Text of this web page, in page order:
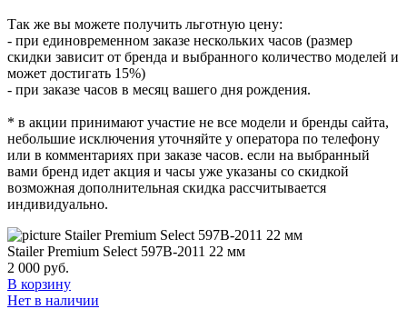
Так же вы можете получить льготную цену:
- при единовременном заказе нескольких часов (размер
скидки зависит от бренда и выбранного количество моделей и
может достигать 15%)
- при заказе часов в месяц вашего дня рождения.
* в акции принимают участие не все модели и бренды сайта,
небольшие исключения уточняйте у оператора по телефону
или в комментариях при заказе часов. если на выбранный
вами бренд идет акция и часы уже указаны со скидкой
возможная дополнительная скидка рассчитывается
индивидуально.
Stailer Premium Select 597B-2011 22 мм
2 000 руб.
В корзину
Нет в наличии